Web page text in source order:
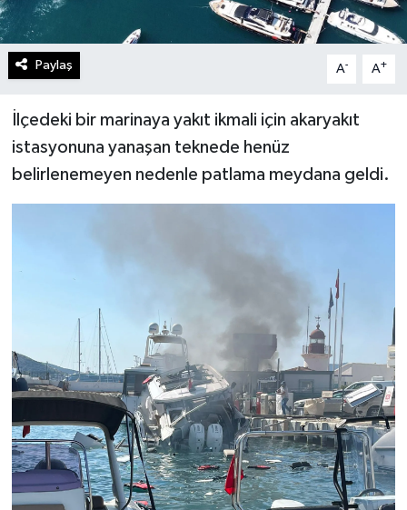
Paylaş A- A+
İlçedeki bir marinaya yakıt ikmali için akaryakıt
istasyonuna yanaşan teknede henüz
belirlenemeyen nedenle patlama meydana geldi.